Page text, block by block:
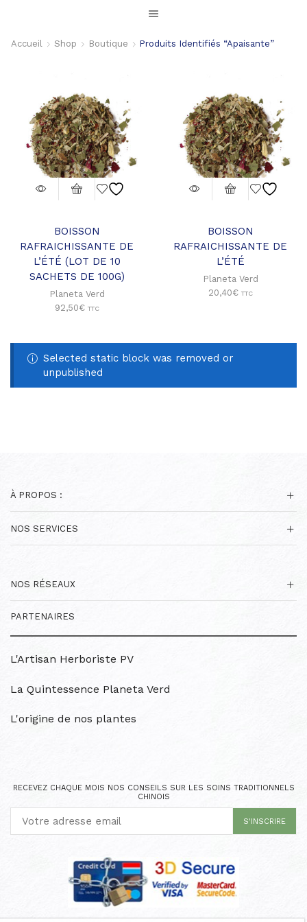
Accueil Shop Boutique Produits Identifiés “apaisante”
BOISSON
RAFRAICHISSANTE DE
L’ÉTÉ (LOT DE 10
SACHETS DE 100G)
Planeta Verd
92,50€ TTC
BOISSON
RAFRAICHISSANTE DE
L’ÉTÉ
Planeta Verd
20,40€ TTC
Selected static block was removed or
unpublished
À PROPOS :
NOS SERVICES
NOS RÉSEAUX
PARTENAIRES
L'Artisan Herboriste PV
La Quintessence Planeta Verd
L'origine de nos plantes
RECEVEZ CHAQUE MOIS NOS CONSEILS SUR LES SOINS TRADITIONNELS
CHINOIS